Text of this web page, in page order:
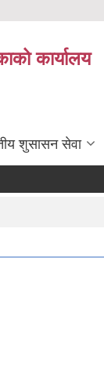
कार्यालय
शुसासन सेवा